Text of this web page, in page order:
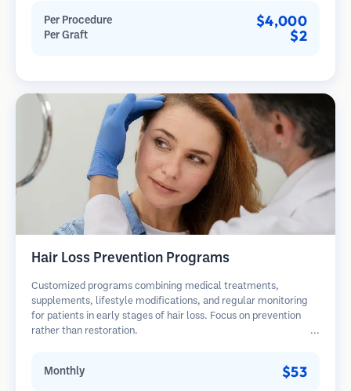
Per Procedure $4,000
Per Graft $2
Hair Loss Prevention Programs
Customized programs combining medical treatments,
supplements, lifestyle modifications, and regular monitoring
for patients in early stages of hair loss. Focus on prevention
rather than restoration.
Monthly $53